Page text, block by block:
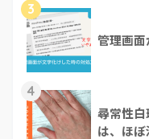
3
管理画
4
尋常性
は、ほぼ